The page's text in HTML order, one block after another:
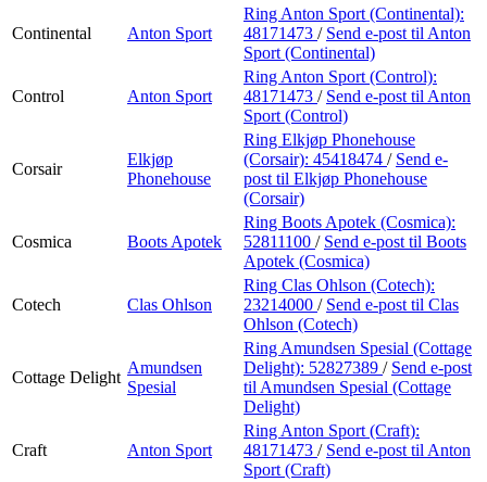
Continental Anton Sport
Ring Anton Sport (Continental):
48171473 / Send e-post til Anton
Sport (Continental)
Control Anton Sport
Ring Anton Sport (Control):
48171473 / Send e-post til Anton
Sport (Control)
Corsair
Elkjøp
Phonehouse
Ring Elkjøp Phonehouse
(Corsair): 45418474 / Send e-
post til Elkjøp Phonehouse
(Corsair)
Cosmica Boots Apotek
Ring Boots Apotek (Cosmica):
52811100 / Send e-post til Boots
Apotek (Cosmica)
Cotech Clas Ohlson
Ring Clas Ohlson (Cotech):
23214000 / Send e-post til Clas
Ohlson (Cotech)
Cottage Delight
Amundsen
Spesial
Ring Amundsen Spesial (Cottage
Delight): 52827389 / Send e-post
til Amundsen Spesial (Cottage
Delight)
Craft Anton Sport
Ring Anton Sport (Craft):
48171473 / Send e-post til Anton
Sport (Craft)